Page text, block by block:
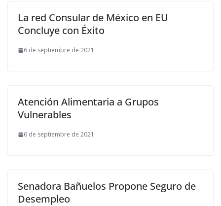
La red Consular de México en EU
Concluye con Éxito
6 de septiembre de 2021
Atención Alimentaria a Grupos
Vulnerables
6 de septiembre de 2021
Senadora Bañuelos Propone Seguro de
Desempleo